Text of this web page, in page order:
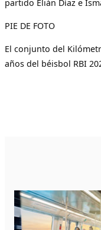
partido Elián Díaz e
PIE DE FOTO
El conjunto del
años del béisbol RBI